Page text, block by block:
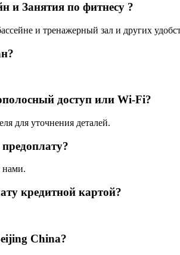
и Занятия по фитнесу ?
и тренажерный зал и других
доступ или Wi-Fi?
для уточнения деталей.
нами.
кредитной картой?
China?